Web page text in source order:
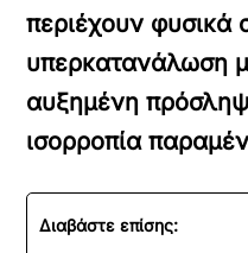
περιέχουν φυσικά
υπερκατανάλωση
αυξημένη
ισορροπία
Διαβάστε επίσης: